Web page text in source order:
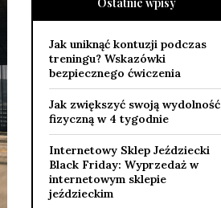
Jak uniknąć kontuzji podczas
treningu? Wskazówki
bezpiecznego ćwiczenia
Jak zwiększyć swoją wydolność
fizyczną w 4 tygodnie
Internetowy Sklep Jeździecki
Black Friday: Wyprzedaż w
internetowym sklepie
jeździeckim